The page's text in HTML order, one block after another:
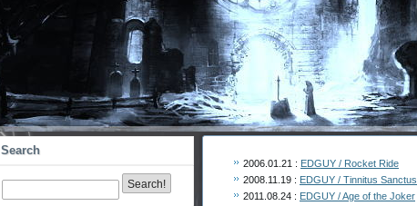
Search
2006.01.21 : EDGUY / Rocket Ride
2008.11.19 : EDGUY / Tinnitus Sanctus
2011.08.24 : EDGUY / Age of the Joker